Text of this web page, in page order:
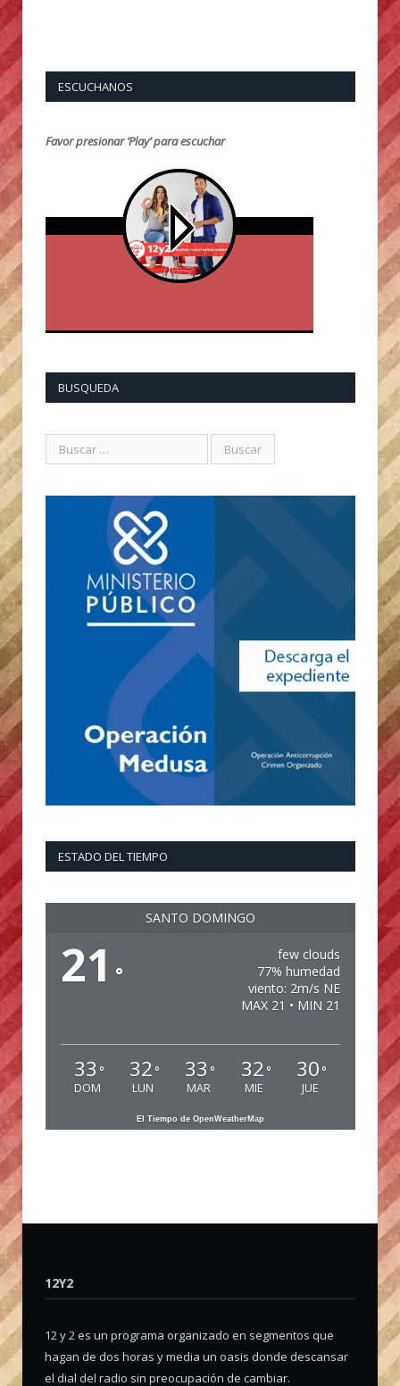
ESCUCHANOS
Favor presionar ‘Play’ para escuchar
BUSQUEDA
ESTADO DEL TIEMPO
SANTO DOMINGO
21 °
few clouds
77% humedad
viento: 2m/s NE
MAX 21 • MIN 21
33 °
DOM
32 °
LUN
33 °
MAR
32 °
MIE
30 °
JUE
El Tiempo de OpenWeatherMap
12Y2
12 y 2 es un programa organizado en segmentos que
hagan de dos horas y media un oasis donde descansar
el dial del radio sin preocupación de cambiar.